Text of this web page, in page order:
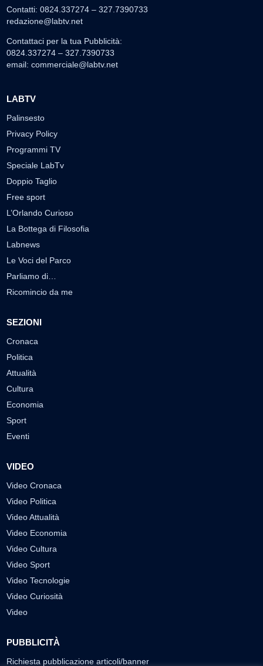
Contatti: 0824.337274 – 327.7390733
redazione@labtv.net
Contattaci per la tua Pubblicità:
0824.337274 – 327.7390733
email: commerciale@labtv.net
LABTV
Palinsesto
Privacy Policy
Programmi TV
Speciale LabTv
Doppio Taglio
Free sport
L’Orlando Curioso
La Bottega di Filosofia
Labnews
Le Voci del Parco
Parliamo di…
Ricomincio da me
SEZIONI
Cronaca
Politica
Attualità
Cultura
Economia
Sport
Eventi
VIDEO
Video Cronaca
Video Politica
Video Attualità
Video Economia
Video Cultura
Video Sport
Video Tecnologie
Video Curiosità
Video
PUBBLICITÀ
Richiesta pubblicazione articoli/banner